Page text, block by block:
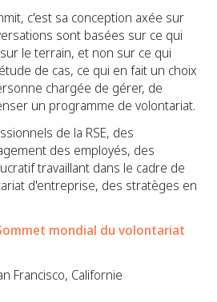
c'est sa conception axée sur
sont basées sur ce qui
le terrain, et non sur ce qui
de cas, ce qui en fait un choix
chargée de gérer, de
un programme de volontariat.
de la RSE, des
des employés, des
travaillant dans le cadre de
d'entreprise, des stratèges en
mondial du volontariat
Francisco, Californie